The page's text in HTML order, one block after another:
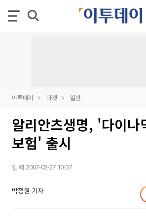
이투데이 마켓 일반
알리안츠생명, '다이나
보험' 출시
입력 2007-02-27 10:07
박정원 기자